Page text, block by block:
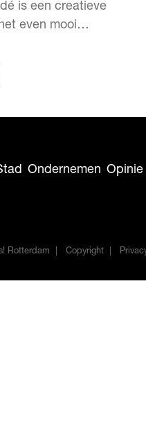
is een creatieve
even mooi
Ik heb behoefte
vak.”
nieuw…
Ondernemen Opinie
Rotterdam Copyright